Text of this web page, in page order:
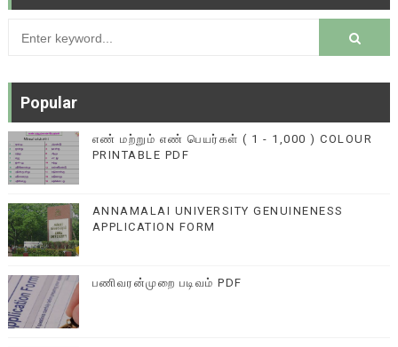
Popular
எண் மற்றும் எண் பெயர்கள் ( 1 - 1,000 ) COLOUR
PRINTABLE PDF
ANNAMALAI UNIVERSITY GENUINENESS
APPLICATION FORM
பணிவரன்முறை படிவம் PDF